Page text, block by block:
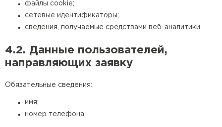
файлы cookie;
сетевые идентификаторы;
сведения, получаемые средствами веб-аналитики.
4.2. Данные пользователей,
направляющих заявку
Обязательные сведения:
имя;
номер телефона.
Утеплитель Rockwool